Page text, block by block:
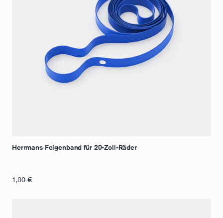
Herrmans Felgenband für 20-Zoll-Räder
1,00 €